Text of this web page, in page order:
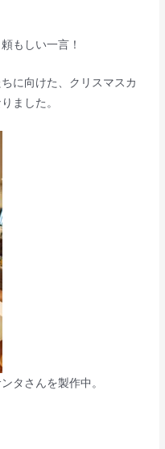
もしい一言！
に向けた、クリスマスカ
ました。
タさんを製作中。